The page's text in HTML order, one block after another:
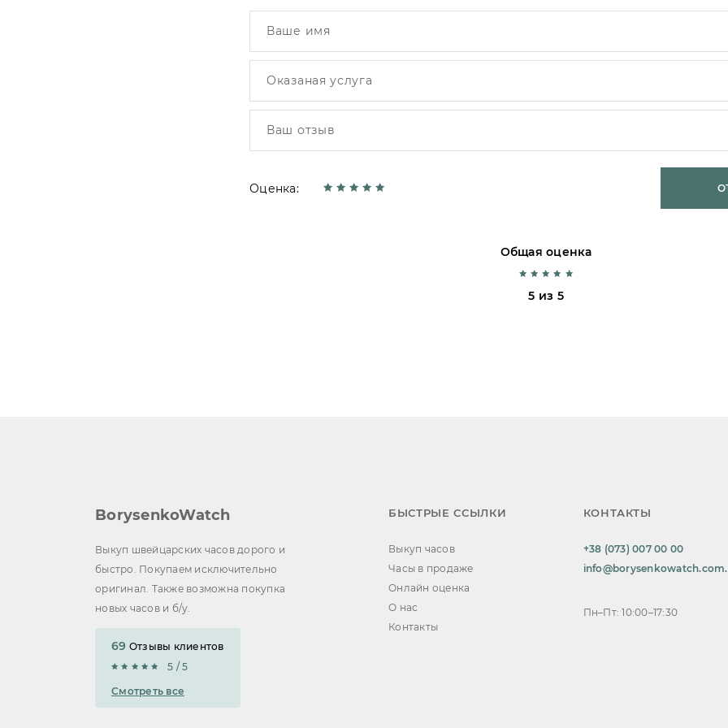
Оценка:
Общая оценка
5 из 5
BorysenkoWatch
Выкуп швейцарских часов дорого и
быстро. Покупаем исключительно
оригинал. Также возможна покупка
новых часов и б/у.
69 Отзывы клиентов
5 / 5
Смотреть все
БЫСТРЫЕ ССЫЛКИ
Выкуп часов
Часы в продаже
Онлайн оценка
О нас
Контакты
КОНТАКТЫ
+38 (073) 007 00 00
Пн–Пт: 10:00–17:30